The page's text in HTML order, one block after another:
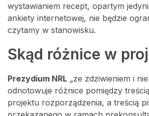
wystawianiem recept, opartym
ankiety internetowej, nie będzie
czytamy w stanowisku.
Skąd różnice w
Prezydium NRL „ze zdziwieniem i
odnotowuje różnice pomiędzy
projektu rozporządzenia, a treścią